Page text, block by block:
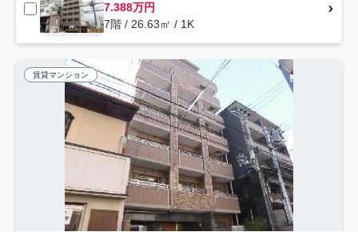
7.388万円
7階 / 26.63㎡ / 1K
賃貸マンション